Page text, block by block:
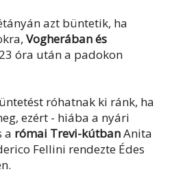
azt büntetik, ha
Vogherában és
óra után a padokon
róhatnak ki ránk, ha
ezért - hiába a nyári
a római Trevi-kútbanAnita
Fellini rendezte Édes